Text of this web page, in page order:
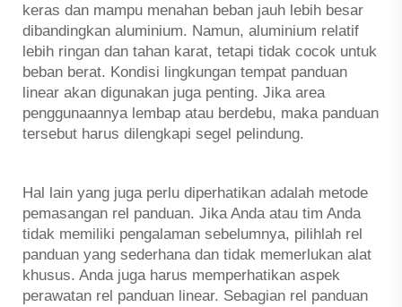
keras dan mampu menahan beban jauh lebih besar
dibandingkan aluminium. Namun, aluminium relatif
lebih ringan dan tahan karat, tetapi tidak cocok untuk
beban berat. Kondisi lingkungan tempat panduan
linear akan digunakan juga penting. Jika area
penggunaannya lembap atau berdebu, maka panduan
tersebut harus dilengkapi segel pelindung.
Hal lain yang juga perlu diperhatikan adalah metode
pemasangan rel panduan. Jika Anda atau tim Anda
tidak memiliki pengalaman sebelumnya, pilihlah rel
panduan yang sederhana dan tidak memerlukan alat
khusus. Anda juga harus memperhatikan aspek
perawatan rel panduan linear. Sebagian rel panduan